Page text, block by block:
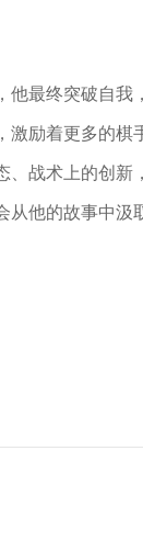
最终突破自我
励着更多的棋
战术上的创新
他的故事中汲